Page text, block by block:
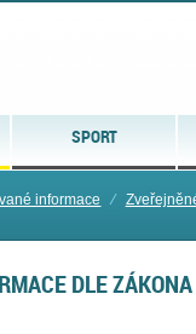
SPORT
informace ⁄
DLE